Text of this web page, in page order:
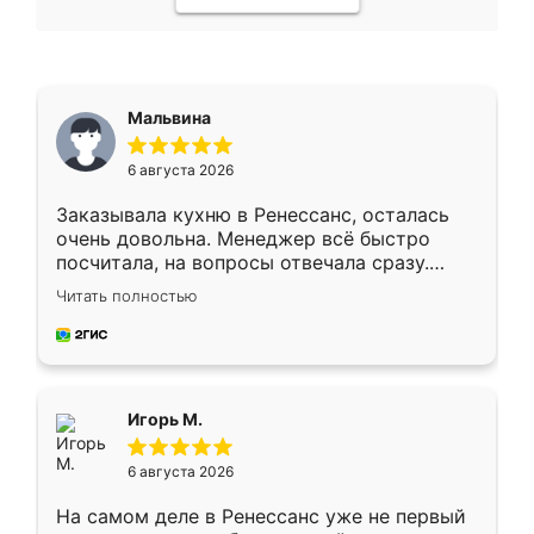
Мальвина
6 августа 2026
Заказывала кухню в Ренессанс, осталась
очень довольна. Менеджер всё быстро
посчитала, на вопросы отвечала сразу.
Замерщик приехал в субботу, подошёл к
делу со всей ответственностью. Собрали
за день, ребята работали аккуратно, даже
Читать полностью
Игорь М.
6 августа 2026
На самом деле в Ренессанс уже не первый